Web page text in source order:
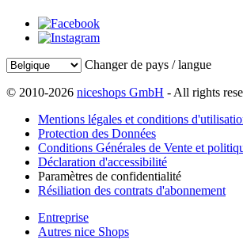
Changer de pays / langue
© 2010-2026 niceshops GmbH - All rights
Mentions légales et conditions
Protection des Données
Conditions Générales de Vente et
Déclaration d'accessibilité
Paramètres de confidentialité
Résiliation des contrats d'abonnement
Entreprise
Autres nice Shops